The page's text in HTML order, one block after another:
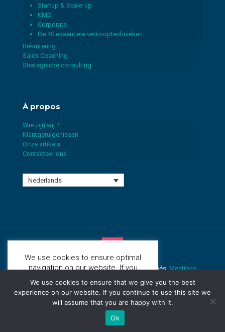
Startup & Scale-up
KMO
Corporate
De 40 essentiele verkooptechnieken
Rekrutering
Sales Coaching
Strategische consulting
À propos
Wie zijn wij ?
Klantgetuigenissen
Onze artikels
Contacteer ons
Nederlands
© 2026BrightBiz.Tous les droits sont réservés.Mentions
légales & Confidentialité
Site Web développé par Studio48
We use cookies to ensure optimal
navigation on our website. If you
consider that you accept to receive
More Information Ok
We use cookies to ensure that we give you the best
experience on our website. If you continue to use this site we
will assume that you are happy with it.
Ok
Contactez-nous!